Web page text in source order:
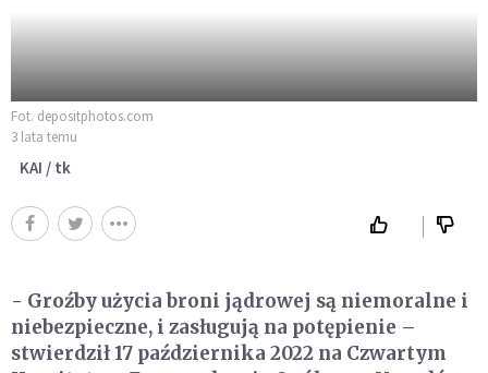
Fot. depositphotos.com
3 lata temu
KAI / tk
- Groźby użycia broni jądrowej są niemoralne i
niebezpieczne, i zasługują na potępienie –
stwierdził 17 października 2022 na Czwartym